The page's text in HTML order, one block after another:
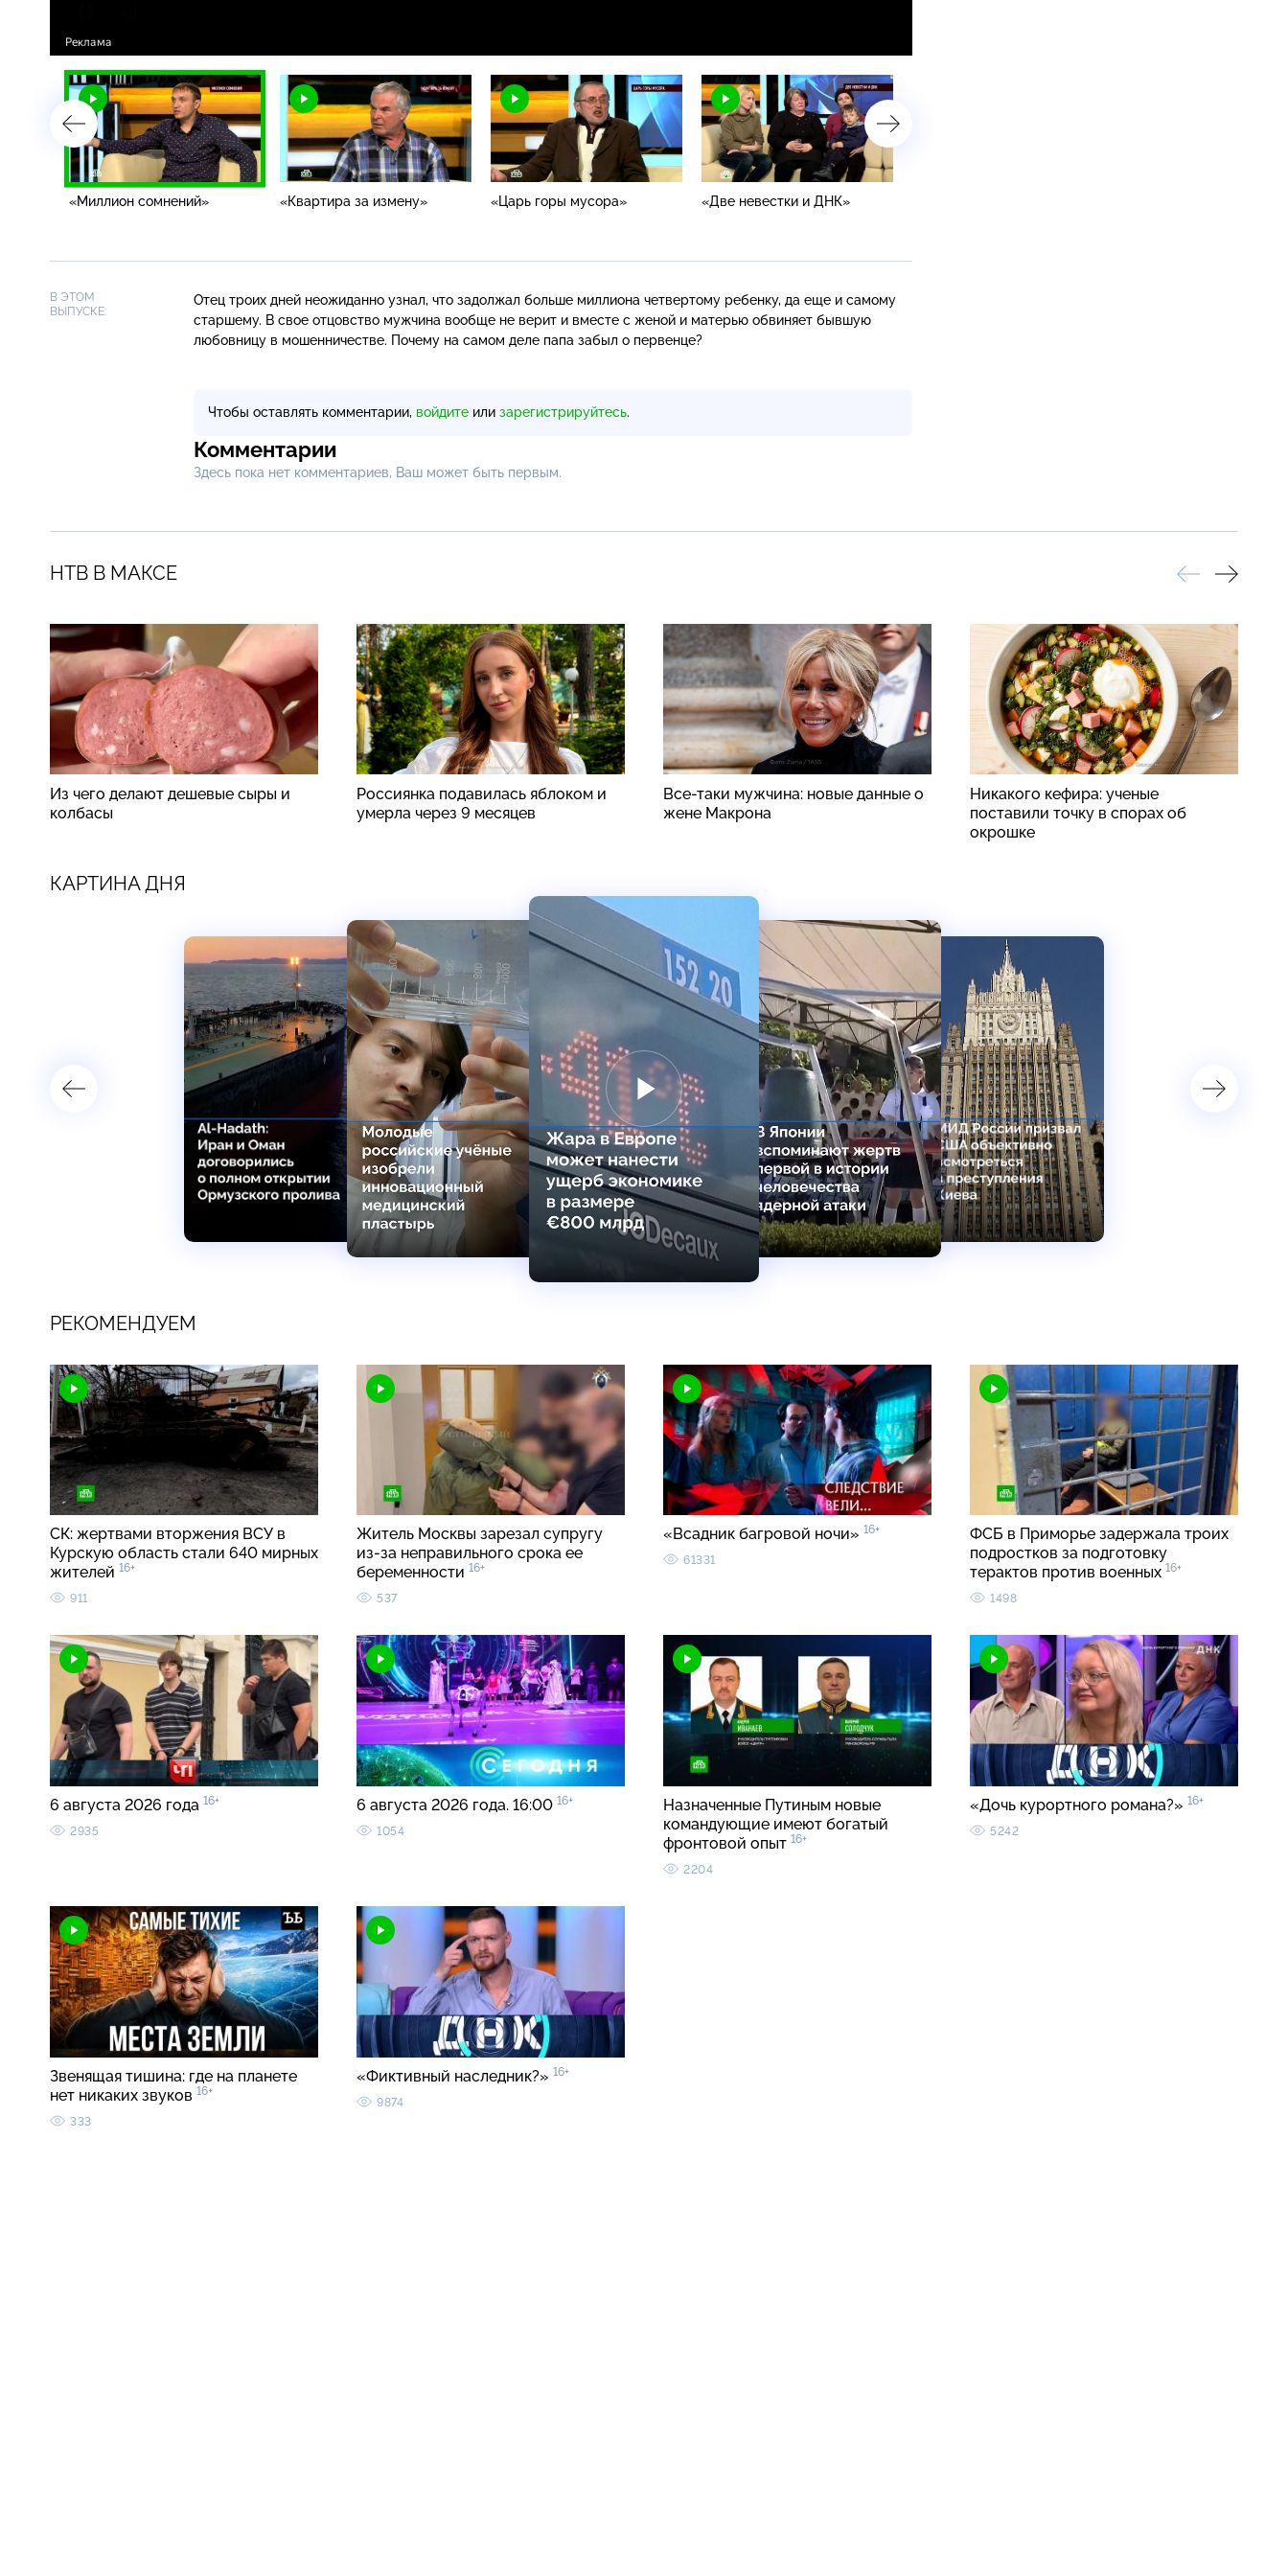
«Миллион сомнений» «Квартира за измену» «Царь горы мусора» «Две невестки и ДНК»
В ЭТОМ
ВЫПУСКЕ:
Отец троих дней неожиданно узнал, что задолжал больше миллиона четвертому ребенку, да еще и самому
старшему. В свое отцовство мужчина вообще не верит и вместе с женой и матерью обвиняет бывшую
любовницу в мошенничестве. Почему на самом деле папа забыл о первенце?
Чтобы оставлять комментарии, войдите или зарегистрируйтесь.
Комментарии
Здесь пока нет комментариев, Ваш может быть первым.
НТВ В МАКСЕ
Из чего делают дешевые сыры и
колбасы
Россиянка подавилась яблоком и
умерла через 9 месяцев
Все-таки мужчина: новые данные о
жене Макрона
Никакого кефира: ученые
поставили точку в спорах об
окрошке
КАРТИНА ДНЯ
РЕКОМЕНДУЕМ
СК: жертвами вторжения ВСУ в
Курскую область стали 640 мирных
жителей 16+
911
Житель Москвы зарезал супругу
из-за неправильного срока ее
беременности 16+
537
«Всадник багровой ночи» 16+
61331
ФСБ в Приморье задержала троих
подростков за подготовку
терактов против военных 16+
1498
6 августа 2026 года 16+
2935
6 августа 2026 года. 16:00 16+
1054
Назначенные Путиным новые
командующие имеют богатый
фронтовой опыт 16+
2204
«Дочь курортного романа?» 16+
5242
Звенящая тишина: где на планете
нет никаких звуков 16+
333
«Фиктивный наследник?» 16+
9874